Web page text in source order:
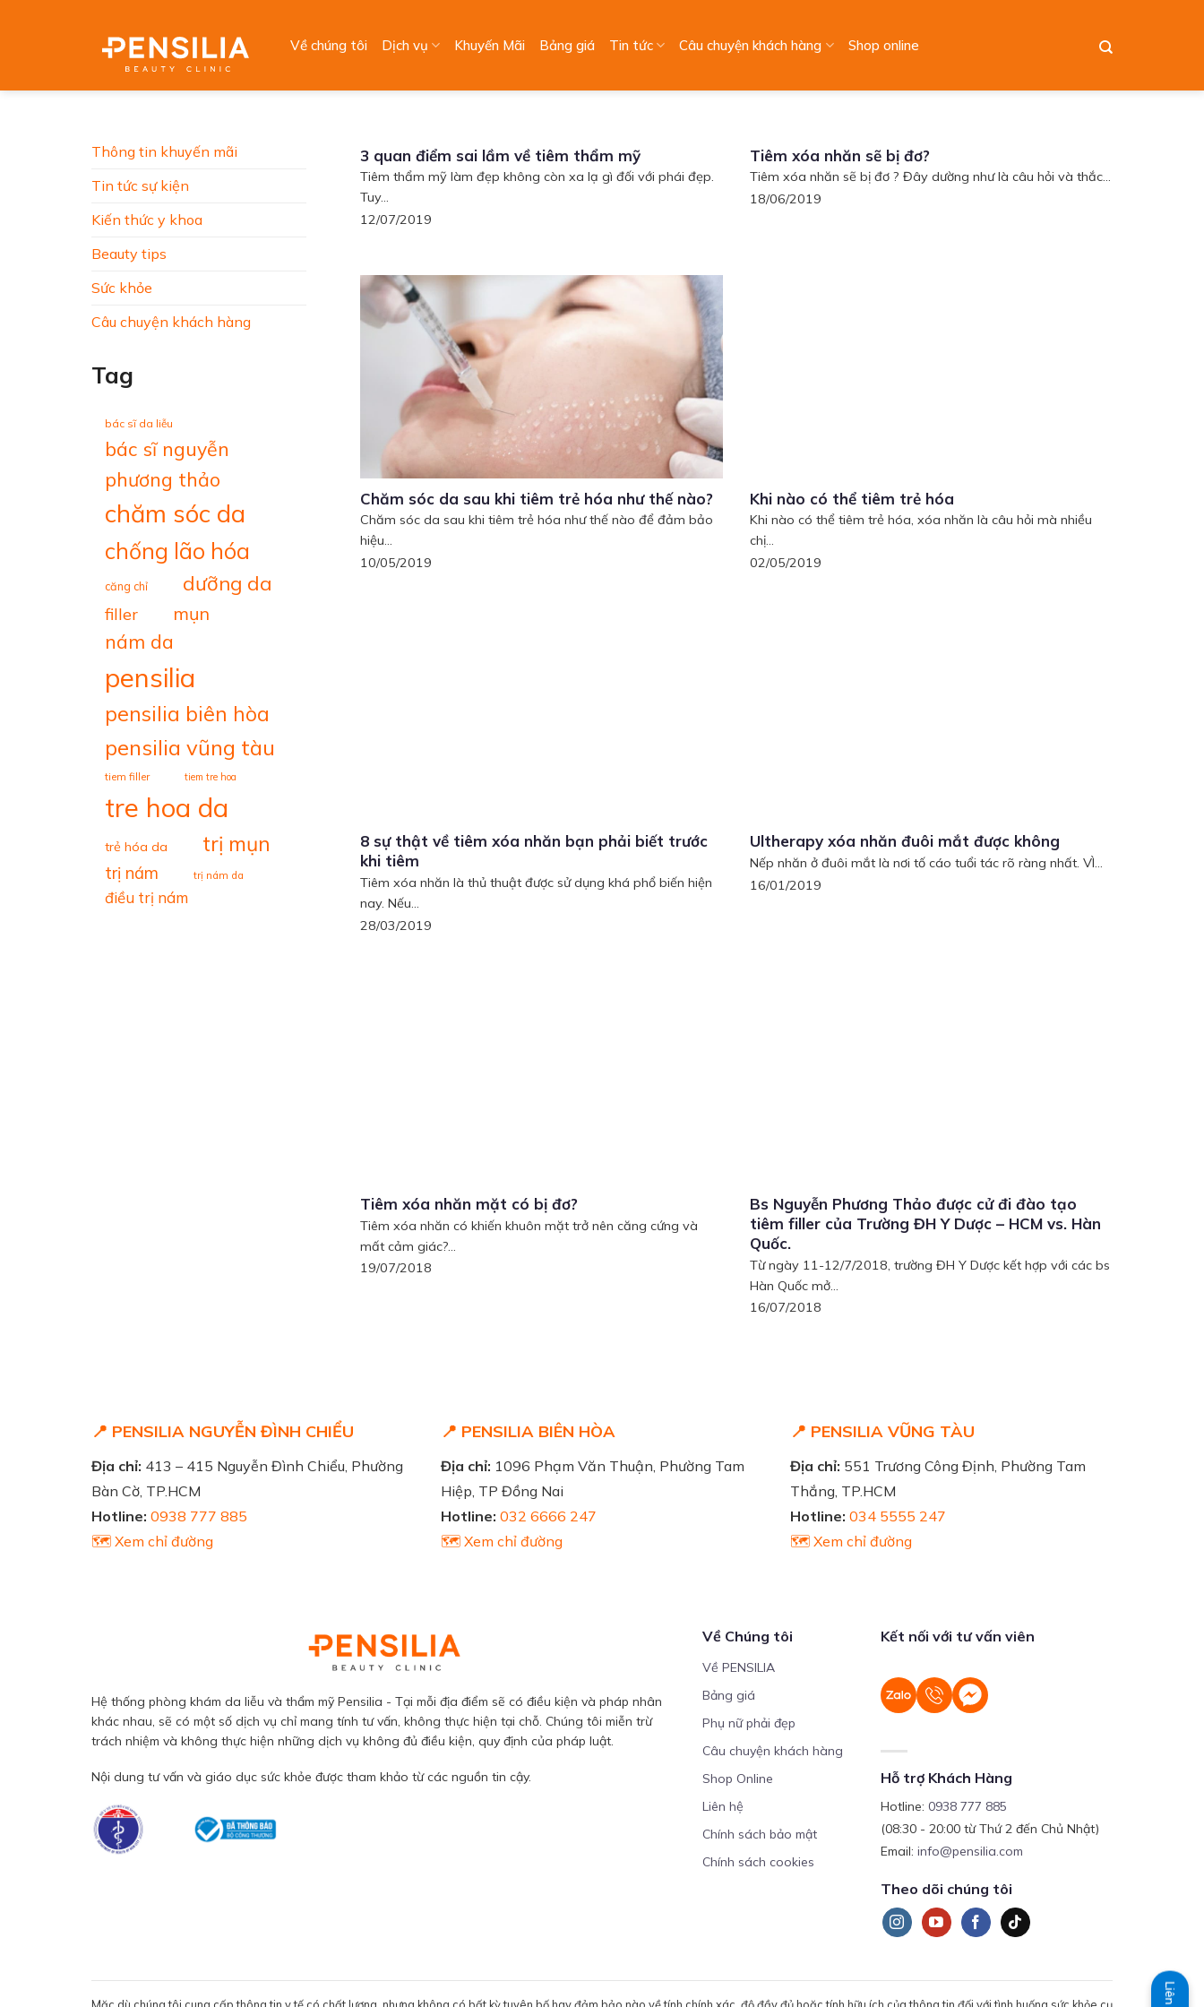
Về chúng tôi Dịch vụ Khuyến Mãi Bảng giá Tin tức Câu chuyện khách hàng Shop online
Thông tin khuyến mãi
Tin tức sự kiện
Kiến thức y khoa
Beauty tips
Sức khỏe
Câu chuyện khách hàng
Tag
bác sĩ da liễu
bác sĩ nguyễn
phương thảo
chăm sóc da
chống lão hóa
căng chỉ dưỡng da
filler mụn
nám da
pensilia
pensilia biên hòa
pensilia vũng tàu
tiem filler tiem tre hoa
tre hoa da
trẻ hóa da trị mụn
trị nám trị nám da
điều trị nám
3 quan điểm sai lầm về tiêm thẩm mỹ
Tiêm thẩm mỹ làm đẹp không còn xa lạ gì đối với phái đẹp.
Tuy...
12/07/2019
Tiêm xóa nhăn sẽ bị đơ?
Tiêm xóa nhăn sẽ bị đơ ? Đây dường như là câu hỏi và thắc...
18/06/2019
Chăm sóc da sau khi tiêm trẻ hóa như thế nào?
Chăm sóc da sau khi tiêm trẻ hóa như thế nào để đảm bảo
hiệu...
10/05/2019
Khi nào có thể tiêm trẻ hóa
Khi nào có thể tiêm trẻ hóa, xóa nhăn là câu hỏi mà nhiều
chị...
02/05/2019
8 sự thật về tiêm xóa nhăn bạn phải biết trước
khi tiêm
Tiêm xóa nhăn là thủ thuật được sử dụng khá phổ biến hiện
nay. Nếu...
28/03/2019
Ultherapy xóa nhăn đuôi mắt được không
Nếp nhăn ở đuôi mắt là nơi tố cáo tuổi tác rõ ràng nhất. VÌ...
16/01/2019
Tiêm xóa nhăn mặt có bị đơ?
Tiêm xóa nhăn có khiến khuôn mặt trở nên căng cứng và
mất cảm giác?...
19/07/2018
Bs Nguyễn Phương Thảo được cử đi đào tạo
tiêm filler của Trường ĐH Y Dược – HCM vs. Hàn
Quốc.
Từ ngày 11-12/7/2018, trường ĐH Y Dược kết hợp với các bs
Hàn Quốc mở...
16/07/2018
📍 PENSILIA NGUYỄN ĐÌNH CHIỂU
Địa chỉ: 413 – 415 Nguyễn Đình Chiểu, Phường
Bàn Cờ, TP.HCM
Hotline: 0938 777 885
🗺️ Xem chỉ đường
📍 PENSILIA BIÊN HÒA
Địa chỉ: 1096 Phạm Văn Thuận, Phường Tam
Hiệp, TP Đồng Nai
Hotline: 032 6666 247
🗺️ Xem chỉ đường
📍 PENSILIA VŨNG TÀU
Địa chỉ: 551 Trương Công Định, Phường Tam
Thắng, TP.HCM
Hotline: 034 5555 247
🗺️ Xem chỉ đường
Hệ thống phòng khám da liễu và thẩm mỹ Pensilia - Tại mỗi địa điểm sẽ có điều kiện và pháp nhân
khác nhau, sẽ có một số dịch vụ chỉ mang tính tư vấn, không thực hiện tại chỗ. Chúng tôi miễn trừ
trách nhiệm và không thực hiện những dịch vụ không đủ điều kiện, quy định của pháp luật.
Nội dung tư vấn và giáo dục sức khỏe được tham khảo từ các nguồn tin cậy.
Về Chúng tôi
Về PENSILIA
Bảng giá
Phụ nữ phải đẹp
Câu chuyện khách hàng
Shop Online
Liên hệ
Chính sách bảo mật
Chính sách cookies
Kết nối với tư vấn viên
Hỗ trợ Khách Hàng
Hotline:0938 777 885
(08:30 - 20:00 từ Thứ 2 đến Chủ Nhật)
Email:info@pensilia.com
Theo dõi chúng tôi